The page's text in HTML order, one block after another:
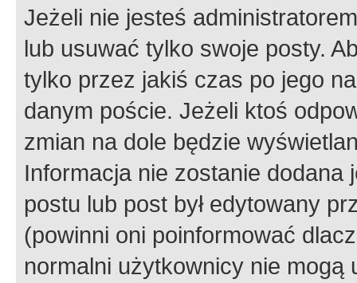
Jeżeli nie jesteś
lub usuwać tylko swoje posty.
tylko przez jakiś czas po jego
danym poście. Jeżeli ktoś
zmian na dole będzie
Informacja nie zostanie dodana
postu lub post był edytowany
(powinni oni poinformować
normalni użytkownicy nie